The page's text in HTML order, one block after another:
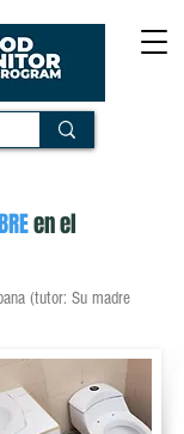
en el
(tutor: Su madre